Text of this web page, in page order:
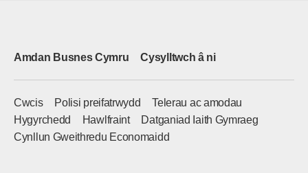
Amdan Busnes Cymru Cysylltwch â ni
Cwcis Polisi preifatrwydd
Telerau ac amodau
Hygyrchedd
Hawlfraint
Datganiad Iaith Gymraeg
Cynllun Gweithredu Economaidd